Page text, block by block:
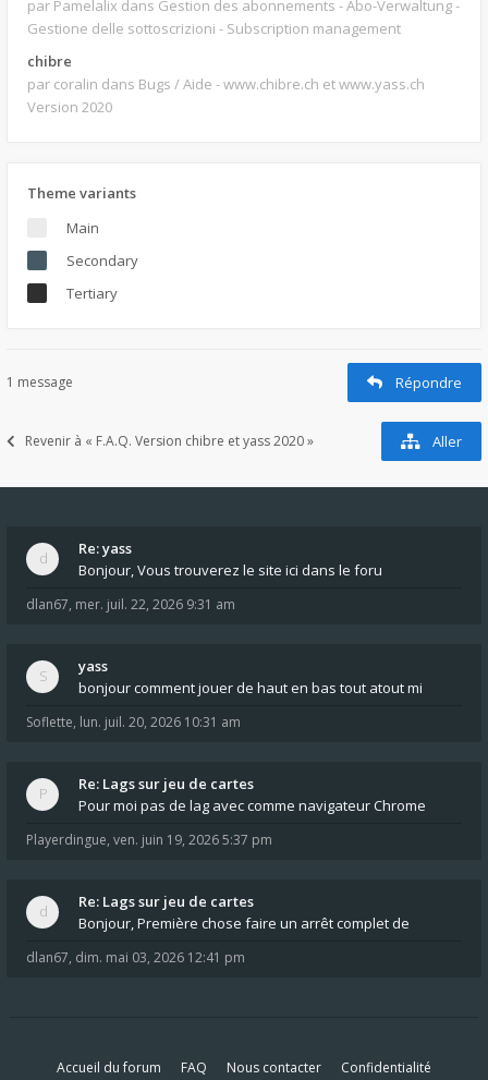
par Pamelalix dans Gestion des abonnements - Abo-Verwaltung -
Gestione delle sottoscrizioni - Subscription management
chibre
par coralin dans Bugs / Aide - www.chibre.ch et www.yass.ch
Version 2020
Theme variants
Main
Secondary
Tertiary
1 message Répondre
Revenir à « F.A.Q. Version chibre et yass 2020 » Aller
Re: yass
Bonjour, Vous trouverez le site ici dans le foru
dlan67, mer. juil. 22, 2026 9:31 am
yass
bonjour comment jouer de haut en bas tout atout mi
Soflette, lun. juil. 20, 2026 10:31 am
Re: Lags sur jeu de cartes
Pour moi pas de lag avec comme navigateur Chrome
Playerdingue, ven. juin 19, 2026 5:37 pm
Re: Lags sur jeu de cartes
Bonjour, Première chose faire un arrêt complet de
dlan67, dim. mai 03, 2026 12:41 pm
Accueil du forum FAQ Nous contacter Confidentialité